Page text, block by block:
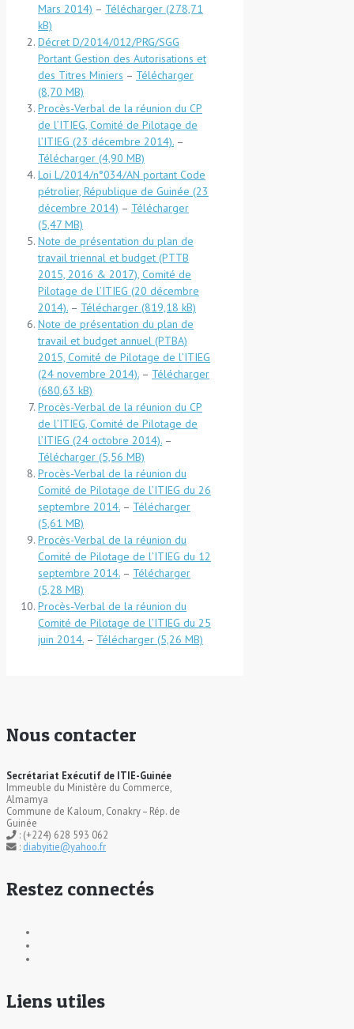
Mars 2014) – Télécharger
Décret D/2014/012/PRG/SGG
Portant Gestion des Autorisations et
des Titres Miniers – Télécharger
Procès-Verbal de la réunion du CP
de l’ITIEG, Comité de Pilotage de
l’ITIEG (23 décembre 2014). –
Télécharger
Loi L/2014/n°034/AN portant Code
pétrolier, République de Guinée (23
décembre 2014) – Télécharger
Note de présentation du plan de
travail triennal et budget (PTTB
2015, 2016 & 2017), Comité de
Pilotage de l’ITIEG (20 décembre
2014). – Télécharger
Note de présentation du plan de
travail et budget annuel (PTBA)
2015, Comité de Pilotage de l’ITIEG
(24 novembre 2014). – Télécharger
Procès-Verbal de la réunion du CP
de l’ITIEG, Comité de Pilotage de
l’ITIEG (24 octobre 2014). –
Télécharger
Procès-Verbal de la réunion du
Comité de Pilotage de l’ITIEG du 26
septembre 2014. – Télécharger
Procès-Verbal de la réunion du
Comité de Pilotage de l’ITIEG du 12
septembre 2014. – Télécharger
Procès-Verbal de la réunion du
Comité de Pilotage de l’ITIEG du 25
juin 2014. – Télécharger
Nous contacter
Secrétariat Exécutif de ITIE-Guinée
Immeuble du Ministère du Commerce,
Almamya
Commune de Kaloum, Conakry – Rép. de
Guinée
: (+224) 628 593 062
: diabyitie@yahoo.fr
Restez connectés
Liens utiles